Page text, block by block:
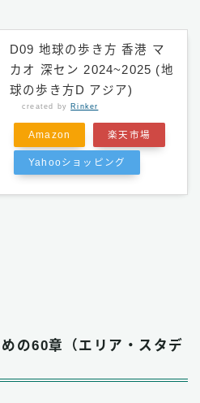
D09 地球の歩き方 香港 マ
カオ 深セン 2024~2025 (地
球の歩き方D アジア)
created by Rinker
Amazon 楽天市場
Yahooショッピング
の60章（エリア・スタデ